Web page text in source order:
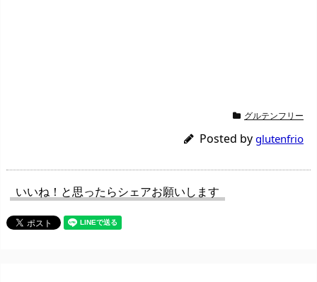
グルテンフリー
Posted by glutenfrio
いいね！と思ったらシェアお願いします